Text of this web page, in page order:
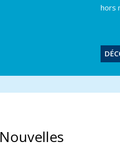
hors
Nouvelles